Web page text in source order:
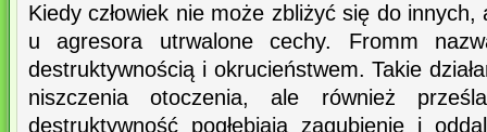
Kiedy człowiek nie może zbliżyć się do
u agresora utrwalone cechy. Fromm
destruktywnością i okrucieństwem. Takie
niszczenia otoczenia, ale również
destruktywność pogłębiają zagubienie i